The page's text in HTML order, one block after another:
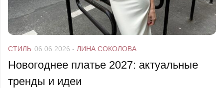
СТИЛЬ 06.06.2026 - ЛИНА СОКОЛОВА
Новогоднее платье 2027: актуальные
тренды и идеи